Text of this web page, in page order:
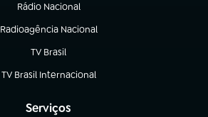
Rádio Nacional
Radioagência Nacional
(abre em nova aba)
TV Brasil
(abre em nova aba)
TV Brasil Internacional
(abre em nova aba)
Serviços